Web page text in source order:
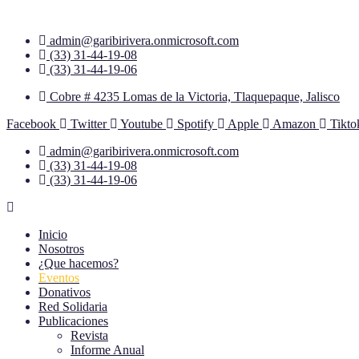
admin@garibirivera.onmicrosoft.com
(33) 31-44-19-08
(33) 31-44-19-06
Cobre # 4235 Lomas de la Victoria, Tlaquepaque, Jalisco
Facebook
Twitter Youtube Spotify Apple Amazon
admin@garibirivera.onmicrosoft.com
(33) 31-44-19-08
(33) 31-44-19-06
Inicio
Nosotros
¿Que hacemos?
Eventos
Donativos
Red Solidaria
Publicaciones
Revista
Informe Anual